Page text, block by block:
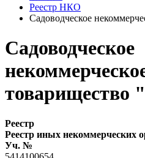
Реестр НКО
Садоводческое
Садоводческое
товарищество
Реестр
Реестр иных некоммерческих
Уч. №